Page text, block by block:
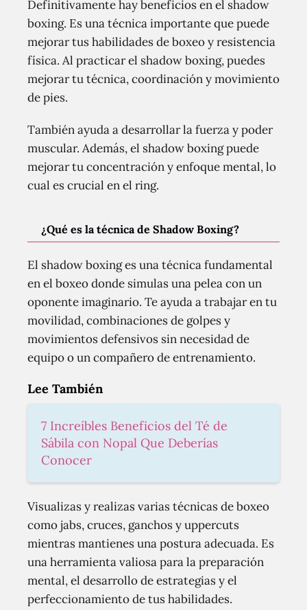
Definitivamente hay beneficios en el shadow
boxing. Es una técnica importante que puede
mejorar tus habilidades de boxeo y resistencia
física. Al practicar el shadow boxing, puedes
mejorar tu técnica, coordinación y movimiento
de pies.
También ayuda a desarrollar la fuerza y poder
muscular. Además, el shadow boxing puede
mejorar tu concentración y enfoque mental, lo
cual es crucial en el ring.
¿Qué es la técnica de Shadow Boxing?
El shadow boxing es una técnica fundamental
en el boxeo donde simulas una pelea con un
oponente imaginario. Te ayuda a trabajar en tu
movilidad, combinaciones de golpes y
movimientos defensivos sin necesidad de
equipo o un compañero de entrenamiento.
Lee También
7 Increíbles Beneficios del Té de
Sábila con Nopal Que Deberías
Conocer
Visualizas y realizas varias técnicas de boxeo
como jabs, cruces, ganchos y uppercuts
mientras mantienes una postura adecuada. Es
una herramienta valiosa para la preparación
mental, el desarrollo de estrategias y el
perfeccionamiento de tus habilidades.